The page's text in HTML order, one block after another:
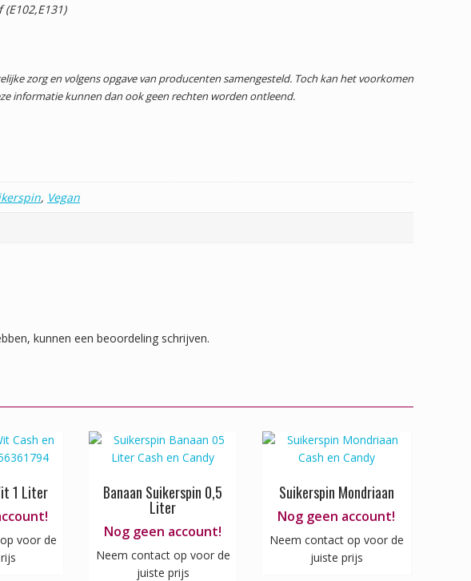
zorg en volgens opgave van producenten samengesteld. Toch kan het voorkomen
informatie kunnen dan ook geen rechten worden ontleend.
, Vegan
kunnen een beoordeling schrijven.
1 Liter
voor de
Banaan Suikerspin 0,5
Liter
Nog geen account!
Neem contact op voor de
juiste prijs
Suikerspin Mondriaan
Nog geen account!
Neem contact op voor de
juiste prijs